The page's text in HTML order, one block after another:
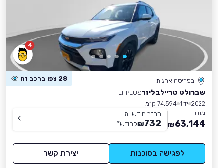
4
בפריסה ארצית 28 צפו ברכב זה
שברולט טריילבליזרLT PLUS
2022 יד 1
74,594 ק״מ
מחיר
63,144
₪
החזר חודשי מ-
732
₪לחודש*
לפגישה בסוכנות יצירת קשר